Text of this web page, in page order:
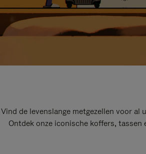
Vind de levenslange metgezellen voor al
Ontdek onze iconische koffers, tassen